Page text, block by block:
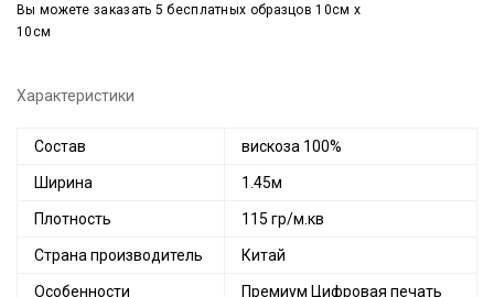
Вы можете заказать 5 бесплатных образцов 10см x
10см
Характеристики
Состав вискоза 100%
Ширина 1.45м
Плотность 115 гр/м.кв
Страна производитель Китай
Особенности Премиум Цифровая печать